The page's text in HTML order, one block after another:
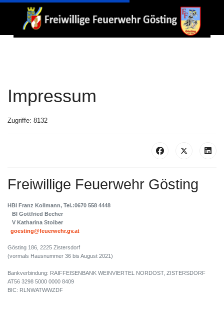
Impressum
Zugriffe: 8132
Freiwillige Feuerwehr Gösting
HBI Franz Kollmann, Tel.:0670 558 4448
BI Gottfried Becher
V Katharina Stoiber
goesting@feuerwehr.gv.at
Gösting 186, 2225 Zistersdorf
(vormals Hausnummer 36 bis August 2021)
Bankverbindung: RAIFFEISENBANK WEINVIERTEL NORDOST, ZISTERSDORF
AT56 3298 5000 0000 8409
BIC: RLNWATWWZDF